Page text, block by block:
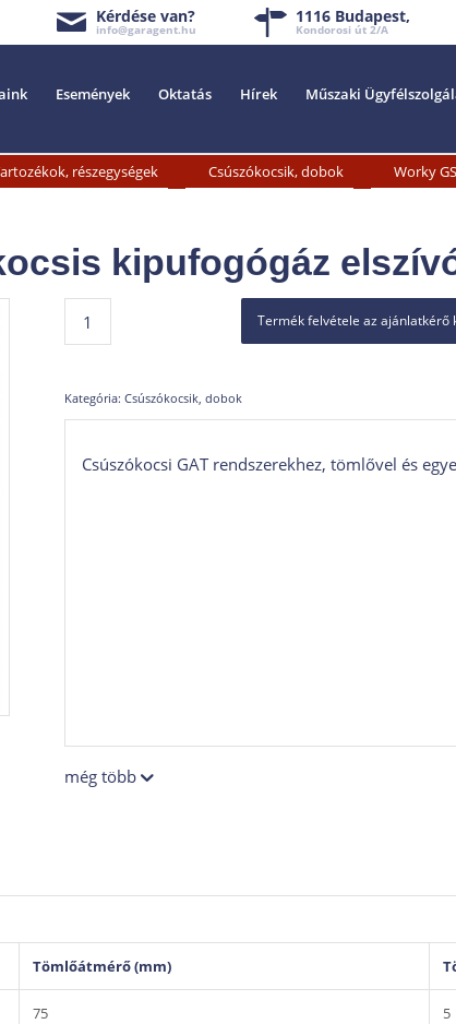
Kérdése van?
info@garagent.hu
1116 Budapest,
Kondorosi út 2/A
Események Oktatás Hírek Műszaki
részegységek Csúszókocsik, dobok Worky
kipufogógáz
Termék felvétele az ajánlatkérő
Kategória: Csúszókocsik, dobok
Csúszókocsi GAT rendszerekhez, tömlővel és
még több
Tömlőátmérő (mm)
75 5